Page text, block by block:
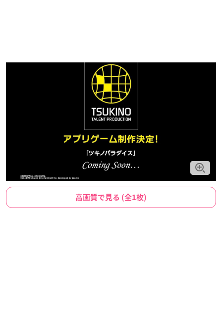
高画質で見る (全1枚)